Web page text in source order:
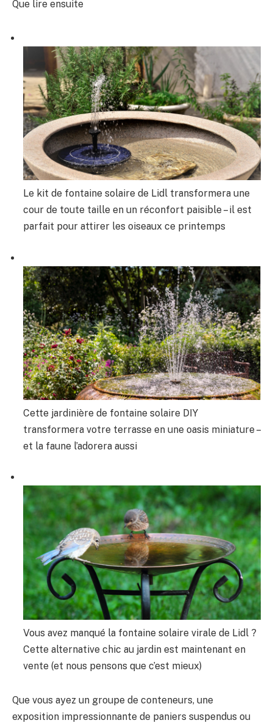
Que lire ensuite
Le kit de fontaine solaire de Lidl transformera une
cour de toute taille en un réconfort paisible – il est
parfait pour attirer les oiseaux ce printemps
Cette jardinière de fontaine solaire DIY
transformera votre terrasse en une oasis miniature –
et la faune l’adorera aussi
Vous avez manqué la fontaine solaire virale de Lidl ?
Cette alternative chic au jardin est maintenant en
vente (et nous pensons que c’est mieux)
Que vous ayez un groupe de conteneurs, une
exposition impressionnante de paniers suspendus ou